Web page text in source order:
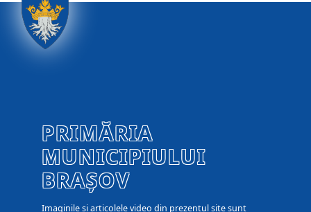
PRIMĂRIA
MUNICIPIULUI
BRAȘOV
Imaginile și articolele video din prezentul site sunt